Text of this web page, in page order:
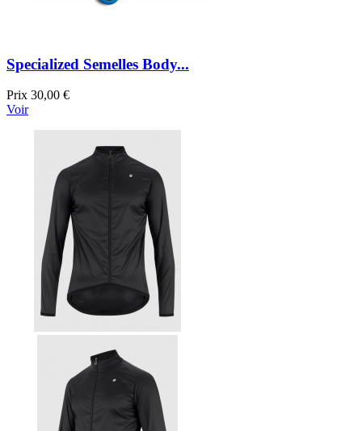
Specialized Semelles Body...
Prix 30,00 €
Voir